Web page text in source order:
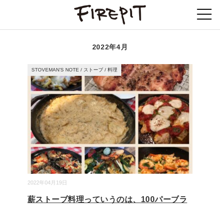
2022年4月
2022年04月19日
STOVEMAN’S NOTE / ストーブ / 料理
薪ストーブ料理っていうのは、100パーブラ